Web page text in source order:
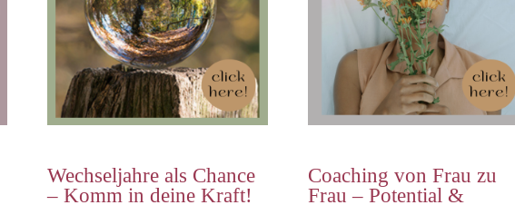
Wechseljahre als Chance
– Komm in deine Kraft!
Coaching von Frau zu
Frau – Potential &